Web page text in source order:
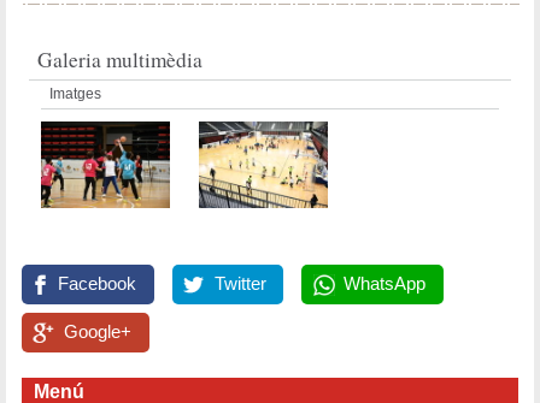
Galeria multimèdia
Imatges
Facebook Twitter WhatsApp
Google+
Menú